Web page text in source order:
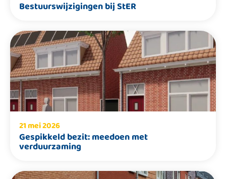
Bestuurswijzigingen bij StER
21 mei 2026
Gespikkeld bezit: meedoen met
verduurzaming